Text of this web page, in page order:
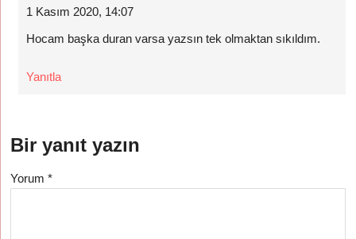
1 Kasım 2020, 14:07
Hocam başka duran varsa yazsın tek olmaktan sıkıldım.
Yanıtla
Bir yanıt yazın
Yorum*